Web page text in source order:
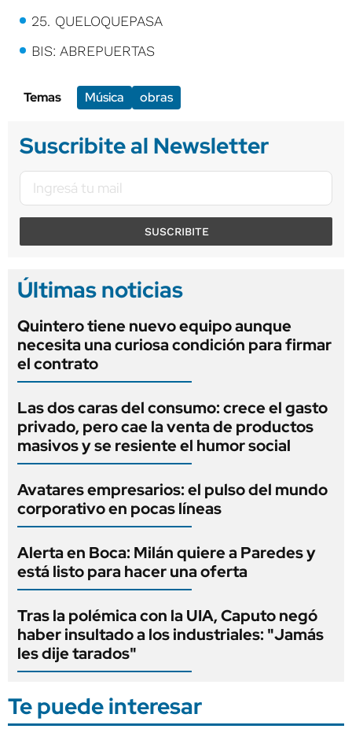
25. QUELOQUEPASA
BIS: ABREPUERTAS
Temas Música obras
Suscribite al Newsletter
SUSCRIBITE
Últimas noticias
Quintero tiene nuevo equipo aunque
necesita una curiosa condición para firmar
el contrato
Las dos caras del consumo: crece el gasto
privado, pero cae la venta de productos
masivos y se resiente el humor social
Avatares empresarios: el pulso del mundo
corporativo en pocas líneas
Alerta en Boca: Milán quiere a Paredes y
está listo para hacer una oferta
Tras la polémica con la UIA, Caputo negó
haber insultado a los industriales: "Jamás
les dije tarados"
Te puede interesar